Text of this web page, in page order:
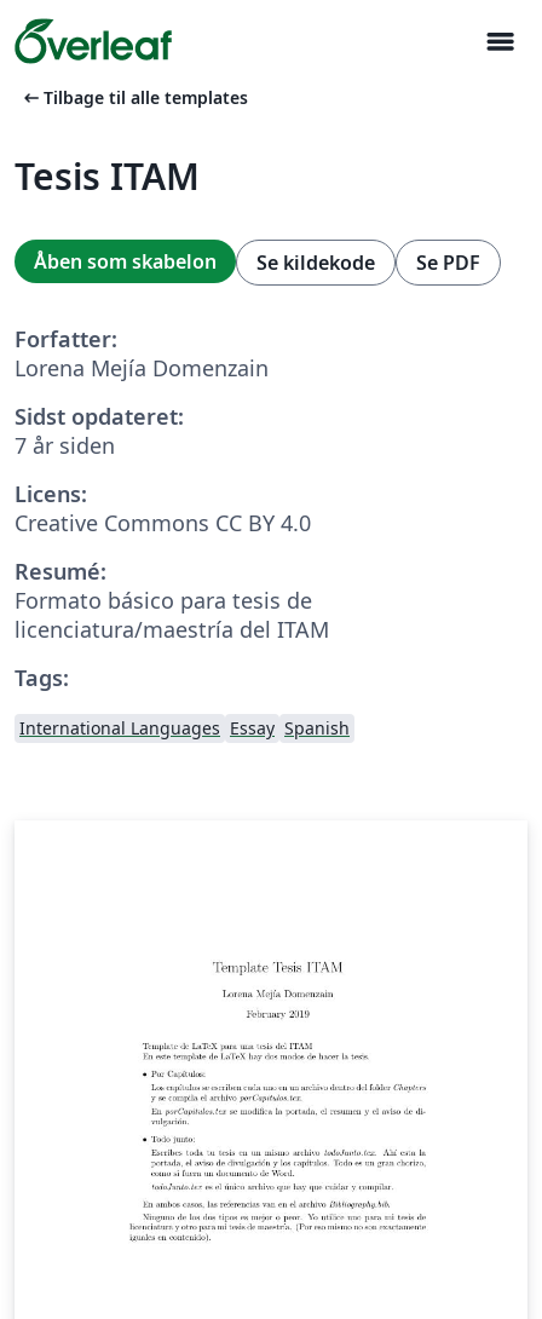
menu
arrow_left_alt Tilbage til alle templates
Tesis ITAM
Åben som skabelon Se kildekode Se PDF
Forfatter:
Lorena Mejía Domenzain
Sidst opdateret:
7 år siden
Licens:
Creative Commons CC BY 4.0
Resumé:
Formato básico para tesis de
licenciatura/maestría del ITAM
Tags:
International Languages Essay Spanish